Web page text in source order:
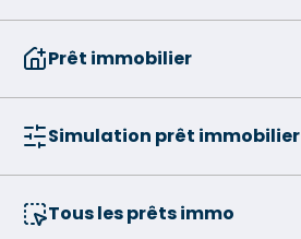
Prêt immobilier
Simulation prêt immobilier
Tous les prêts immo